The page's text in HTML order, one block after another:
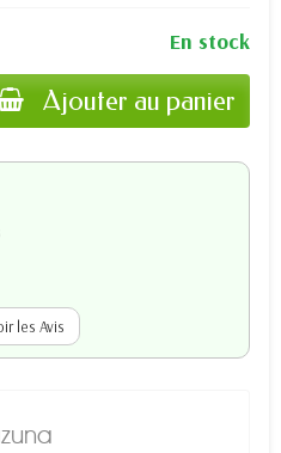
En stock
Ajouter au panier
les Avis